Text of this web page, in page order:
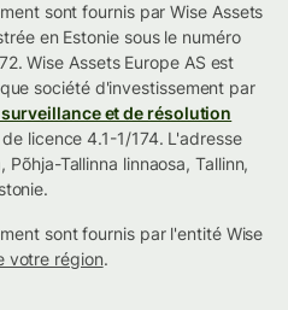
sont fournis par Wise Assets
en Estonie sous le numéro
Wise Assets Europe AS est
société d'investissement par
et de résolution
licence 4.1-1/174. L'adresse
Tallinna linnaosa, Tallinn,
sont fournis par l'entité Wise
votre région.